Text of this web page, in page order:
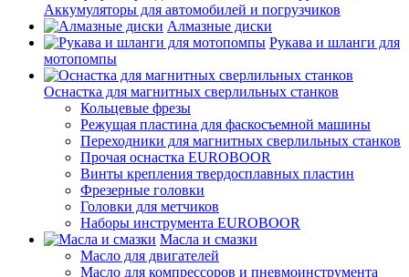
Аккумуляторы для автомобилей и погрузчиков
Алмазные диски
Рукава и шланги для
мотопомпы
Оснастка для магнитных сверлильных станков
Кольцевые фрезы
Режущая пластина для фаскосъемной машины
Переходники для магнитных сверлильных станков
Прочая оснастка EUROBOOR
Винты крепления твердосплавных пластин
Фрезерные головки
Головки для метчиков
Наборы инструмента EUROBOOR
Масла и смазки
Масло для двигателей
Масло для компрессоров и пневмоинструмента